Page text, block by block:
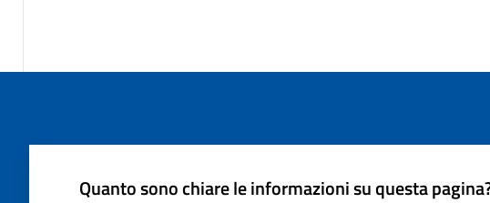
Quanto sono chiare le informazioni su questa